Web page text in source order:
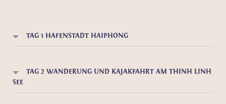
TAG 1 HAFENSTADT HAIPHONG
TAG 2 WANDERUNG UND KAJAKFAHRT AM THINH LINH
SEE